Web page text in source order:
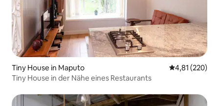
Tiny House in Maputo
4,81 (220)
Tiny House in der Nähe eines Restaurants